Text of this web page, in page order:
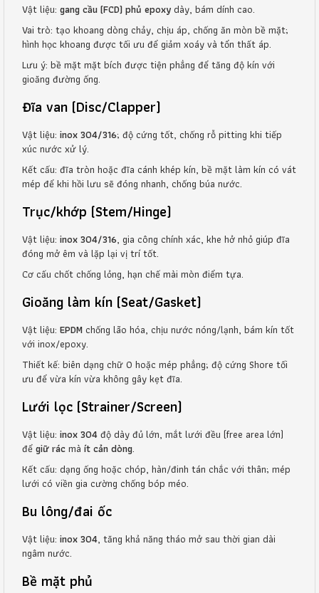
Vật liệu: gang cầu (FCD) phủ epoxydày, bám dính cao.
Vai trò: tạo khoang dòng chảy, chịu áp, chống ăn mòn bề mặt;
hình học khoang được tối ưu để giảm xoáy và tổn thất áp.
Lưu ý: bề mặt mặt bích được tiện phẳng để tăng độ kín với
gioăng đường ống.
Đĩa van (Disc/Clapper)
Vật liệu: inox 304/316; độ cứng tốt, chống rỗ pitting khi tiếp
xúc nước xử lý.
Kết cấu: đĩa tròn hoặc đĩa cánh khép kín, bề mặt làm kín có vát
mép để khi hồi lưu sẽ đóng nhanh, chống búa nước.
Trục/khớp (Stem/Hinge)
Vật liệu: inox 304/316, gia công chính xác, khe hở nhỏ giúp đĩa
đóng mở êm và lặp lại vị trí tốt.
Cơ cấu chốt chống lỏng, hạn chế mài mòn điểm tựa.
Gioăng làm kín (Seat/Gasket)
Vật liệu: EPDMchống lão hóa, chịu nước nóng/lạnh, bám kín tốt
với inox/epoxy.
Thiết kế: biên dạng chữ O hoặc mép phẳng; độ cứng Shore tối
ưu để vừa kín vừa không gây kẹt đĩa.
Lưới lọc (Strainer/Screen)
Vật liệu: inox 304độ dày đủ lớn, mắt lưới đều (free area lớn)
đểgiữ rácmà ít cản dòng.
Kết cấu: dạng ống hoặc chóp, hàn/đinh tán chắc với thân; mép
lưới có viền gia cường chống bóp méo.
Bu lông/đai ốc
Vật liệu: inox 304, tăng khả năng tháo mở sau thời gian dài
ngâm nước.
Bề mặt phủ